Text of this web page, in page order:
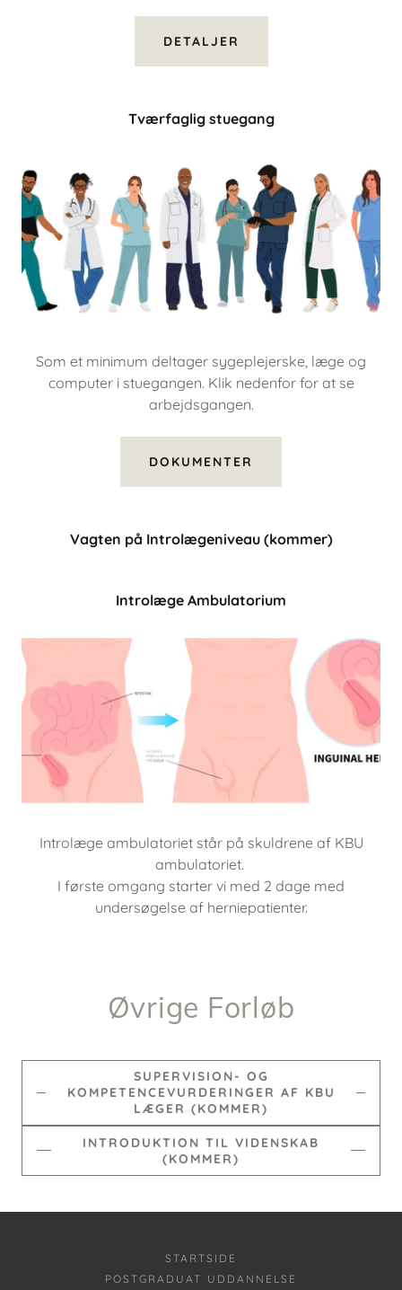
DETALJER
Tværfaglig stuegang
Som et minimum deltager sygeplejerske, læge og
computer i stuegangen. Klik nedenfor for at se
arbejdsgangen.
DOKUMENTER
Vagten på Introlægeniveau (kommer)
Introlæge Ambulatorium
Introlæge ambulatoriet står på skuldrene af KBU
ambulatoriet.
I første omgang starter vi med 2 dage med
undersøgelse af herniepatienter.
Øvrige Forløb
SUPERVISION- OG
KOMPETENCEVURDERINGER AF KBU
LÆGER (KOMMER)
INTRODUKTION TIL VIDENSKAB
(KOMMER)
STARTSIDE
POSTGRADUAT UDDANNELSE